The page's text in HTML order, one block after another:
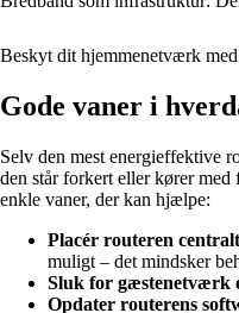
Beskyt dit hjemmenetværk
Gode vaner i
Selv den mest energieffektive
den står forkert eller kører
enkle vaner, der kan hjælpe:
Placér routeren centralt
muligt – det mindsker
Sluk for gæstenetværk
Opdater routerens